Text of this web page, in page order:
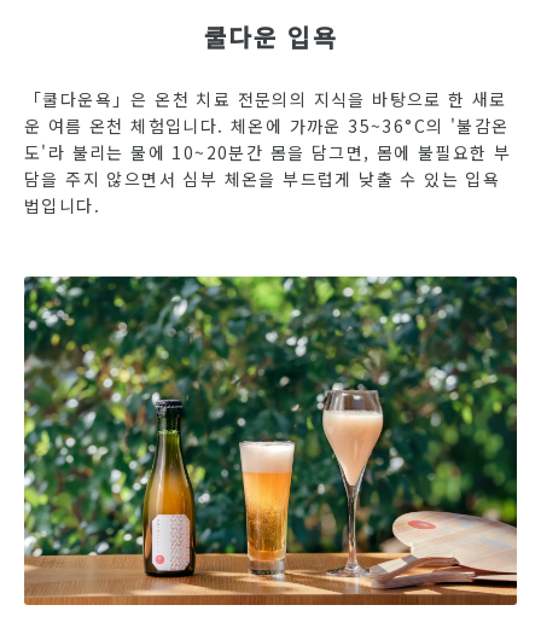
쿨다운 입욕
「쿨다운욕」은 온천 치료 전문의의 지식을 바탕으로 한 새로
운 여름 온천 체험입니다. 체온에 가까운 35~36°C의 '불감온
도'라 불리는 물에 10~20분간 몸을 담그면, 몸에 불필요한 부
담을 주지 않으면서 심부 체온을 부드럽게 낮출 수 있는 입욕
법입니다.